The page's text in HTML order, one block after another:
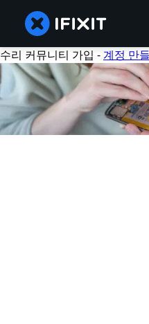
수리 커뮤니티 가입 -계정 만